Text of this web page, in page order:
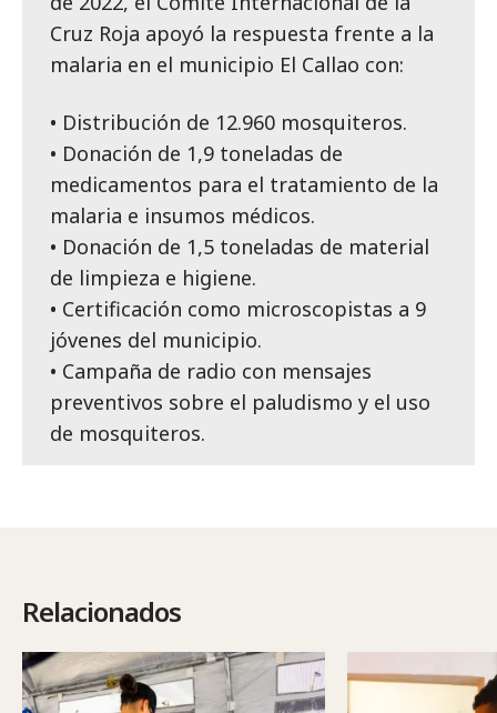
Cruz Roja apoyó la respuesta frente a la
malaria en el municipio El Callao con:
• Distribución de 12.960 mosquiteros.
• Donación de 1,9 toneladas de
medicamentos para el tratamiento de la
malaria e insumos médicos.
• Donación de 1,5 toneladas de material
de limpieza e higiene.
• Certificación como microscopistas a 9
jóvenes del municipio.
• Campaña de radio con mensajes
preventivos sobre el paludismo y el uso
de mosquiteros.
Relacionados